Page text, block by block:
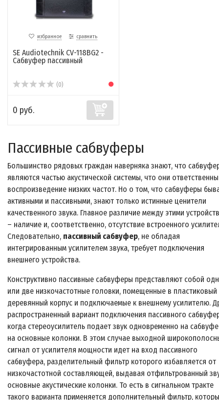
избранное сравнить
SE Audiotechnik CV-118BG2 -
Cабвуфер пассивный
(0)
0 руб.
Пассивные сабвуферы
Большинство рядовых граждан наверняка знают, что
являются частью акустической системы, что они
воспроизведение низких частот. Но о том, что сабвуферы
активными и пассивными, знают только истинные ценители
качественного звука. Главное различие между этими
– наличие и, соответственно, отсутствие встроенного
Следовательно, пассивный сабвуфер, не обладая
интегрированным усилителем звука, требует подключения
внешнего устройства.
Конструктивно пассивные сабвуферы представляют собой
или две низкочастотные головки, помещенные в
деревянный корпус и подключаемые к внешнему усилителю.
распространенный вариант подключения пассивного
когда стереоусилитель подает звук одновременно на
на основные колонки. В этом случае выходной
сигнал от усилителя мощности идет на вход пассивного
сабвуфера, разделительный фильтр которого избавляется от
низкочастотной составляющей, выдавая отфильтрованный
основные акустические колонки. То есть в сигнальном тракте
такого варианта применяется дополнительный фильтр,